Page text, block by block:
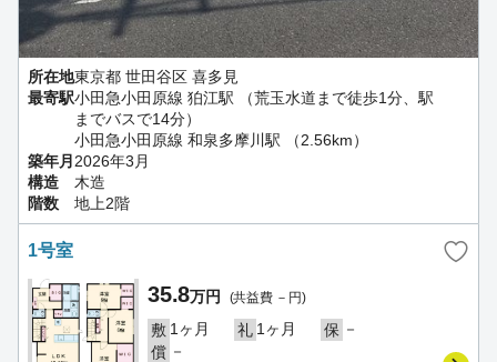
所在地東京都 世田谷区 喜多見
最寄駅小田急小田原線 狛江駅 （荒玉水道まで徒歩1分、駅
までバスで14分）
小田急小田原線 和泉多摩川駅 （2.56km）
築年月 2026年3月
構造
木造
階数
地上2階
1号室
35.8万円 (共益費 －円)
敷 1ヶ月 礼 1ヶ月 保 －
償 －